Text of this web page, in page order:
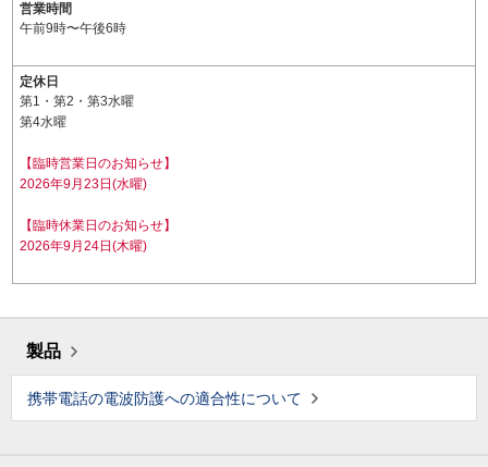
営業時間
午前9時〜午後6時
定休日
第1・第2・第3水曜
第4水曜
【臨時営業日のお知らせ】
2026年9月23日(水曜)
【臨時休業日のお知らせ】
2026年9月24日(木曜)
製品
携帯電話の電波防護への適合性について